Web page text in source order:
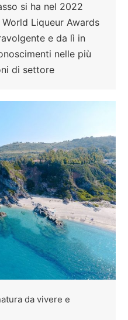
si ha nel 2022
Liqueur Awards
e da lì in
nelle più
di settore
da vivere e